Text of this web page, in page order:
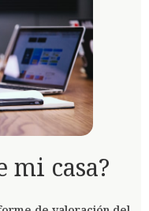
mi casa?